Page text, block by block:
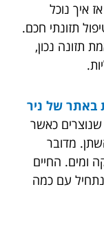
איך נוכל
תזונתי חכם.
תזונה נכון,
באתר של ניר
כאשר
מדובר
ומים. החיים
עם כמה